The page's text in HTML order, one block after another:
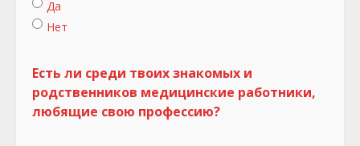
Да
Нет
Есть ли среди твоих знакомых и
родственников медицинские работники,
любящие свою профессию?